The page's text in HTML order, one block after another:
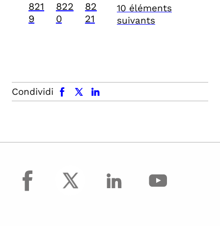
821
9
822
0
82
21
10 éléments
suivants
Condividi
facebook x.com linkedin
facebook